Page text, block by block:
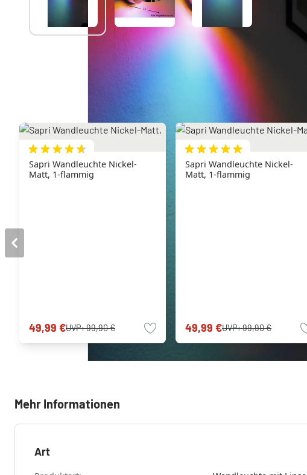
Sie mögen vielleicht auch
Sapri Wandleuchte Nickel-
Matt, 1-flammig
49,99 €UVP:99,90 €
Sapri Wandleuchte Nickel-
Matt, 1-flammig
49,99 €UVP:99,90 €
Mehr Informationen
Art